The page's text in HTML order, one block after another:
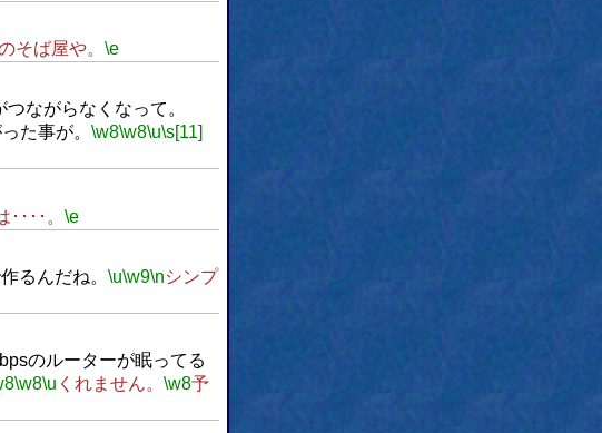
そば屋や。 \e
ながらなくなって。
た事が。 \w8\w8\u\s[11]
････。 \e
るんだね。 \u\w9\nシンプ
のルーターが眠ってる
\w8\u くれません。 \w8予